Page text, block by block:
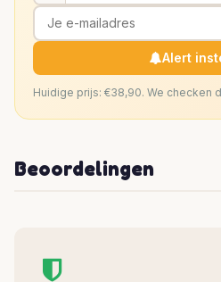
Alert
Huidige prijs: €38,90. We checken
Beoordelingen